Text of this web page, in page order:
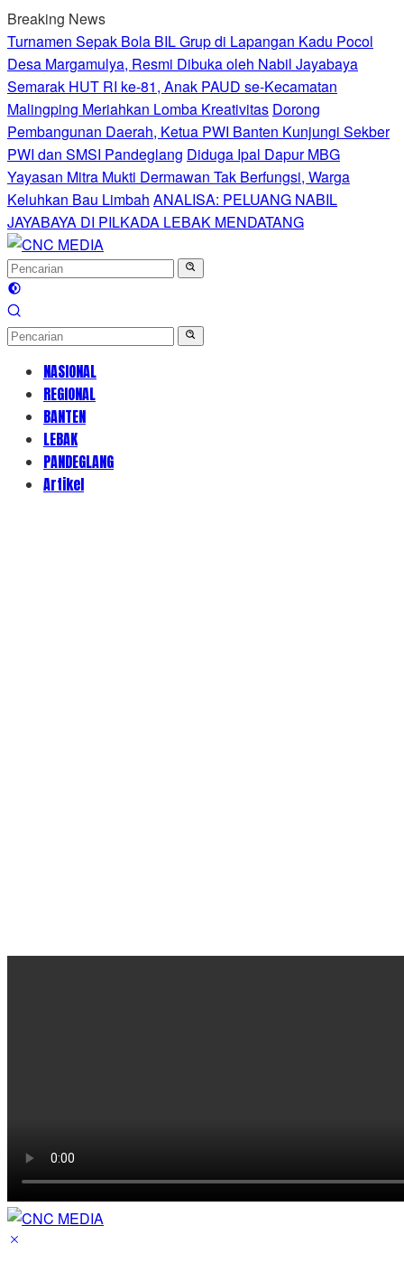
Langsung
ke
konten
Breaking News
Turnamen Sepak Bola BIL Grup di Lapangan Kadu Pocol
Desa Margamulya, Resmi Dibuka oleh Nabil Jayabaya
Semarak HUT RI ke-81, Anak PAUD se-Kecamatan
Malingping Meriahkan Lomba Kreativitas Dorong
Pembangunan Daerah, Ketua PWI Banten Kunjungi Sekber
PWI dan SMSI Pandeglang Diduga Ipal Dapur MBG
Yayasan Mitra Mukti Dermawan Tak Berfungsi, Warga
Keluhkan Bau Limbah ANALISA: PELUANG NABIL
JAYABAYA DI PILKADA LEBAK MENDATANG
NASIONAL
REGIONAL
BANTEN
LEBAK
PANDEGLANG
Artikel